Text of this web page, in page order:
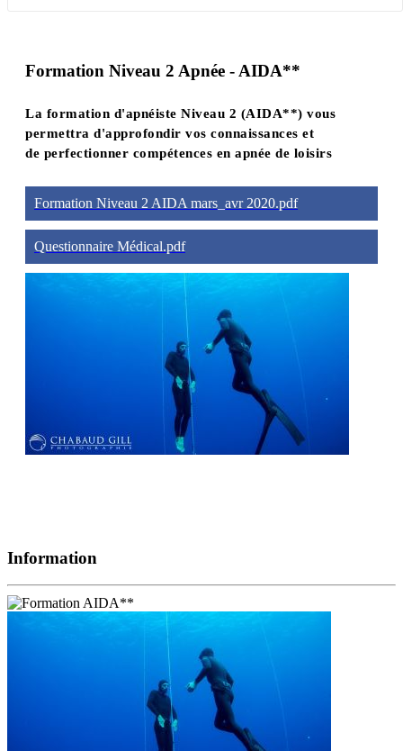
Formation Niveau 2 Apnée - AIDA**
La formation d'apnéiste Niveau 2 (AIDA**) vous
permettra d'approfondir vos connaissances et
de perfectionner compétences en apnée de loisirs
Formation Niveau 2 AIDA mars_avr 2020.pdf
Questionnaire Médical.pdf
Information